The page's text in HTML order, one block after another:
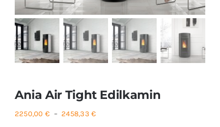
Foyers
Cuisinières
Ania Air Tight Edilkamin
2250,00 € – 2458,33€Plage